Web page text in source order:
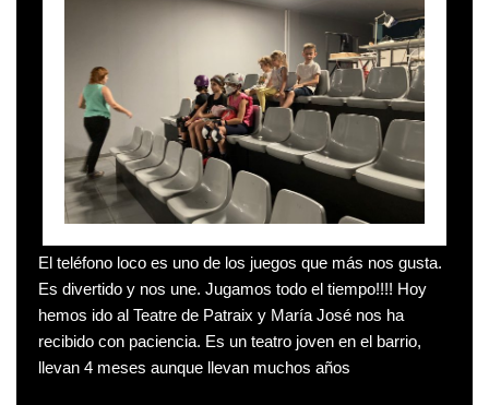
El teléfono loco es uno de los juegos que más nos gusta.
Es divertido y nos une. Jugamos todo el tiempo!!!! Hoy
hemos ido al Teatre de Patraix y María José nos ha
recibido con paciencia. Es un teatro joven en el barrio,
llevan 4 meses aunque llevan muchos años